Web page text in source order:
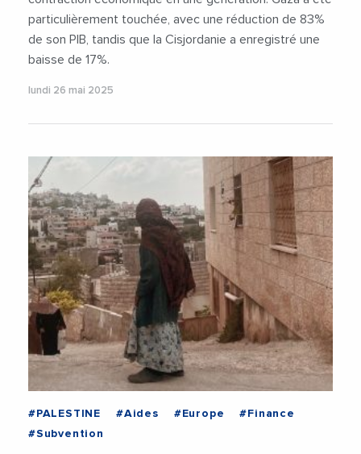
particulièrement touchée, avec une réduction de 83%
de son PIB, tandis que la Cisjordanie a enregistré une
baisse de 17%.
lundi 26 mai 2025
#PALESTINE #Aides #Europe
#Finance
#Subvention